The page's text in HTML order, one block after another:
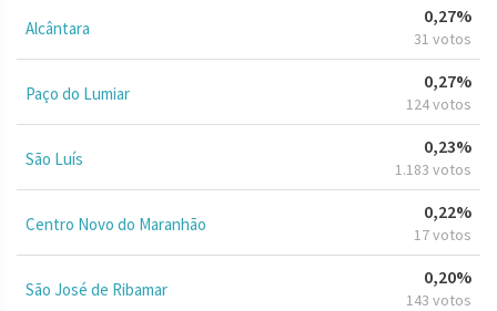
Alcântara
0,27%
31 votos
Paço do Lumiar
0,27%
124 votos
São Luís
0,23%
1.183 votos
Centro Novo do Maranhão
0,22%
17 votos
São José de Ribamar
0,20%
143 votos